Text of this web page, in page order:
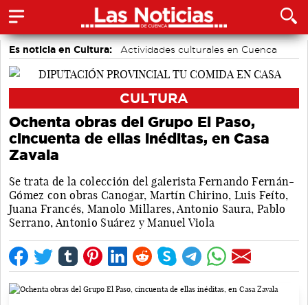
Es noticia en Cultura: Actividades culturales en Cuenca
CULTURA
Ochenta obras del Grupo El Paso,
cincuenta de ellas inéditas, en Casa
Zavala
Se trata de la colección del galerista Fernando Fernán-
Gómez con obras Canogar, Martín Chirino, Luis Feíto,
Juana Francés, Manolo Millares, Antonio Saura, Pablo
Serrano, Antonio Suárez y Manuel Viola